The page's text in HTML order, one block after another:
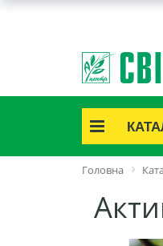
Акційні
Cаджанці
Саджанці
Головна